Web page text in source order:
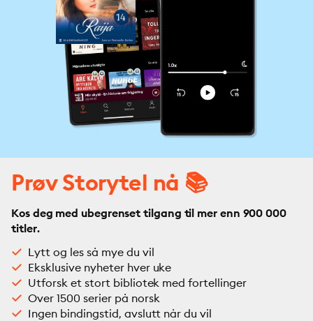
Prøv Storytel nå 📚
Kos deg med ubegrenset tilgang til mer enn 900 000
titler.
Lytt og les så mye du vil
Eksklusive nyheter hver uke
Utforsk et stort bibliotek med fortellinger
Over 1500 serier på norsk
Ingen bindingstid, avslutt når du vil